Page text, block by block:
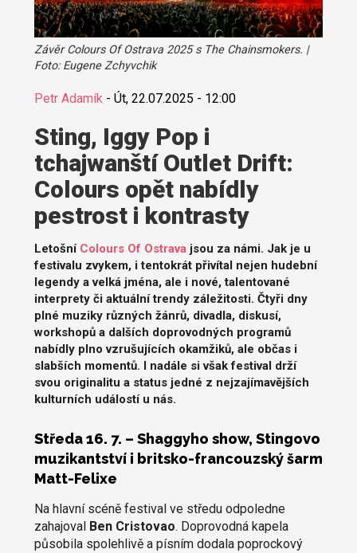
Závěr Colours Of Ostrava 2025 s The Chainsmokers. |
Foto: Eugene Zchyvchik
Petr Adamík- Út, 22.07.2025 - 12:00
Sting, Iggy Pop i
tchajwanští Outlet Drift:
Colours opět nabídly
pestrost i kontrasty
Letošní Colours Of Ostravajsou za námi. Jak je u
festivalu zvykem, i tentokrát přivítal nejen hudební
legendy a velká jména, ale i nové, talentované
interprety či aktuální trendy záležitosti. Čtyři dny
plné muziky různých žánrů, divadla, diskusí,
workshopů a dalších doprovodných programů
nabídly plno vzrušujících okamžiků, ale občas i
slabších momentů. I nadále si však festival drží
svou originalitu a status jedné z nejzajímavějších
kulturních událostí u nás.
Středa 16. 7. – Shaggyho show, Stingovo
muzikantství i britsko-francouzský šarm
Matt-Felixe
Na hlavní scéně festival ve středu odpoledne
zahajoval Ben Cristovao. Doprovodná kapela
působila spolehlivě a písním dodala poprockový